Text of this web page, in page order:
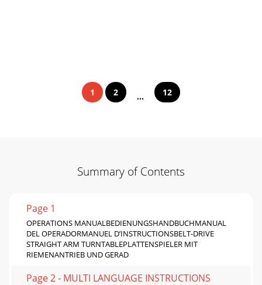
1 2 ... 12
Summary of Contents
Page 1
OPERATIONS MANUALBEDIENUNGSHANDBUCHMANUAL
DEL OPERADORMANUEL D’INSTRUCTIONSBELT-DRIVE
STRAIGHT ARM TURNTABLEPLATTENSPIELER MIT
RIEMENANTRIEB UND GERAD
Page 2 - MULTI LANGUAGE INSTRUCTIONS